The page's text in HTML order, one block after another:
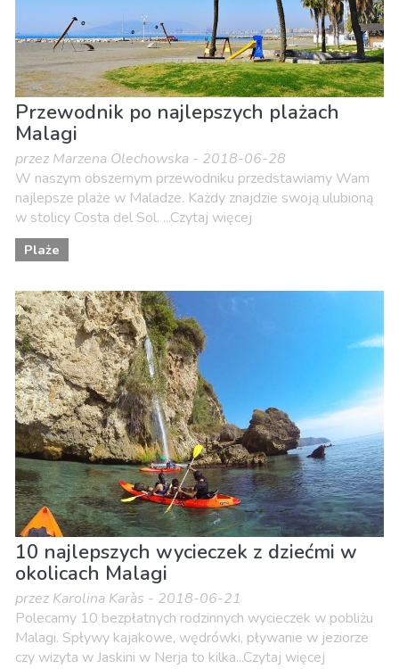
Przewodnik po najlepszych plażach
Malagi
przez Marzena Olechowska - 2018-06-28
W naszym obszernym przewodniku przedstawiamy Wam
najlepsze plaże w Maladze. Każdy znajdzie swoją ulubioną
w stolicy Costa del Sol. ...Czytaj więcej
Plaże
10 najlepszych wycieczek z dziećmi w
okolicach Malagi
przez Karolina Karàs - 2018-06-21
Polecamy 10 bezpłatnych rodzinnych wycieczek w pobliżu
Malagi. Spływy kajakowe, wędrówki, pływanie w jeziorze
czy wizyta w Jaskini w Nerja to kilka...Czytaj więcej